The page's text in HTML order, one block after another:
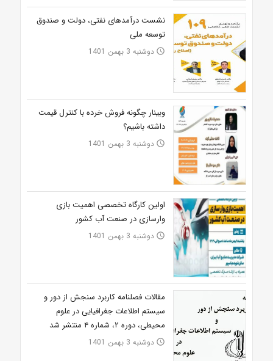
نشست درآمدهای نفتی، دولت و صندوق
توسعه ملی
access_time دوشنبه 3 بهمن 1401
وبینار چگونه فروش خرده با کنترل قیمت
داشته باشیم؟
access_time دوشنبه 3 بهمن 1401
اولین کارگاه تخصصی اهمیت بازی
وارسازی در صنعت آب کشور
access_time دوشنبه 3 بهمن 1401
مقالات فصلنامه کاربرد سنجش از دور و
سیستم اطلاعات جغرافیایی در علوم
محیطی، دوره ۲، شماره ۴ منتشر شد
access_time دوشنبه 3 بهمن 1401